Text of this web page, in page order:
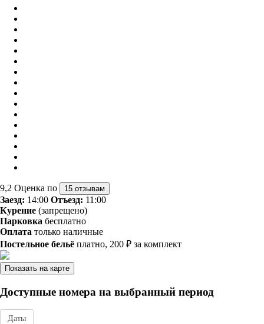
9,2 Оценка по 15 отзывам
Заезд: 14:00 Отъезд: 11:00
Курение (запрещено)
Парковка бесплатно
Оплата только наличные
Постельное бельё платно, 200 ₽ за комплект
Показать на карте
Доступные номера на выбранный период
Даты